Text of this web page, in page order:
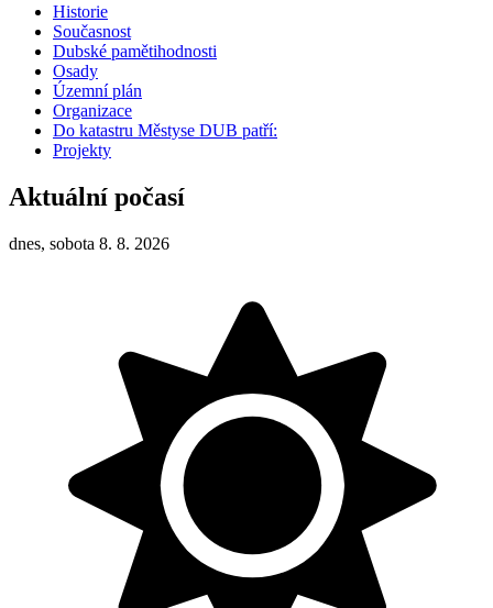
Historie
Současnost
Dubské pamětihodnosti
Osady
Územní plán
Organizace
Do katastru Městyse DUB patří:
Projekty
Aktuální počasí
dnes, sobota 8. 8. 2026